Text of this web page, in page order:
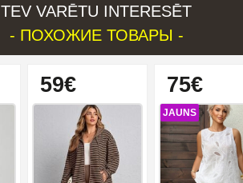
TEV VARĒTU INTERESĒT
- ПОХОЖИЕ ТОВАРЫ -
59€ 75€
JAUNS